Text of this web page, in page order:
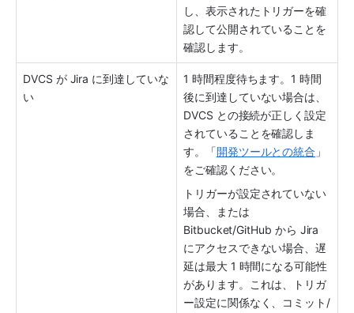
し、表示されたトリガーを確
認して公開されていることを
確認します。
DVCS が Jira に到達していな
い
1 時間程度待ちます。1 時間
後に到達していない場合は、
DVCS との接続が正しく設定
されていることを確認しま
す。「開発ツールとの統合 」
をご確認ください。
トリガーが設定されていない
場合、または
Bitbucket/GitHub から Jira
にアクセスできない場合、遅
延は最大 1 時間になる可能性
があります。これは、トリガ
ー設定に関係なく、コミット/